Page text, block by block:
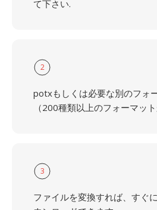
て下さい.
2
potxもしくは必要な別のフォ
（200種類以上のフォーマッ
3
ファイルを変換すれば、すぐ